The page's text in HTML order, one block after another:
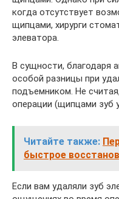
когда отсутствует
щипцами, хирурги
элеватора.
В сущности, благодаря
особой разницы при
подъемником. Не
операции (щипцами зуб
Читайте также:
быстрое
Если вам удаляли зуб